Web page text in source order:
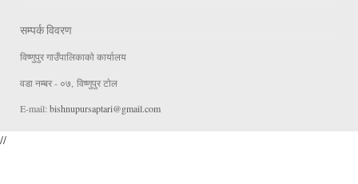
सम्पर्क विवरण
विष्णुपुर गाउँपालिकाकाे कार्यालय
वडा न‌म्बर - ०७, विष्णुपुर टाेल
E-mail: bishnupursaptari@gmail.com
//